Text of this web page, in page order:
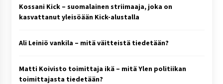
Kossani Kick – suomalainen striimaaja, joka on
kasvattanut yleisöään Kick-alustalla
Ali Leiniö vankila – mitä väitteistä tiedetään?
Matti Koivisto toimittaja ikä – mitä Ylen politiikan
toimittajasta tiedetään?